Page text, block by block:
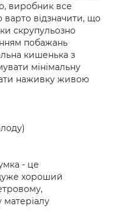
виробник все
варто відзначити, що
скрупульозно
побажань
кишенька з
мінімальну
наживку живою
- це
хороший
матеріалу